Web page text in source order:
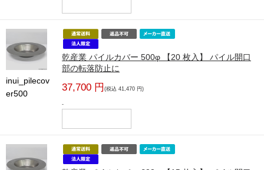
inui_pilecov
er500
乾産業 パイルカバー 500φ 【20 枚入】 パイル開口
部の転落防止に
37,700 円 (税込 41,470 円)
-